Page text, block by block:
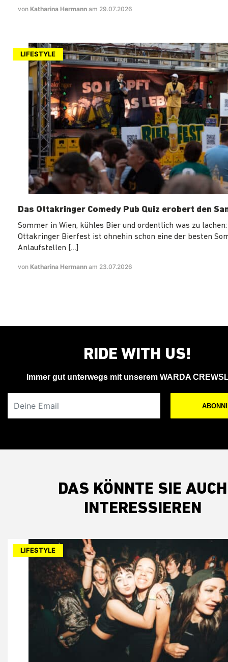
von Katharina Hermann am 29.07.2026
LIFESTYLE
Das Ottakringer Comedy Pub Quiz erobert den
Sommer in Wien, kühles Bier und ordentlich was zu lachen:
Ottakringer Bierfest ist ohnehin schon eine der besten
Anlaufstellen […]
von Katharina Hermann am 23.07.2026
RIDE WITH US!
Immer gut unterwegs mit unserem WARDA
DAS KÖNNTE SIE AUCH
INTERESSIEREN
LIFESTYLE